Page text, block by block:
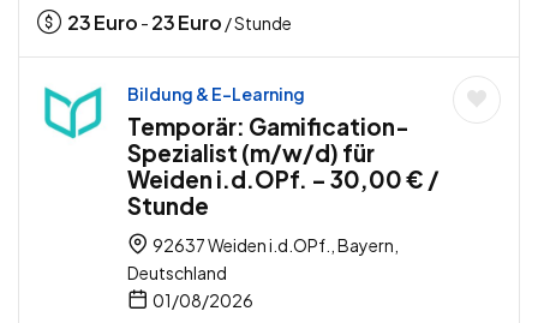
23Euro - 23Euro / Stunde
Bildung & E-Learning
Temporär: Gamification-
Spezialist (m/w/d) für
Weiden i.d.OPf. – 30,00 € /
Stunde
92637 Weiden i.d.OPf., Bayern,
Deutschland
01/08/2026